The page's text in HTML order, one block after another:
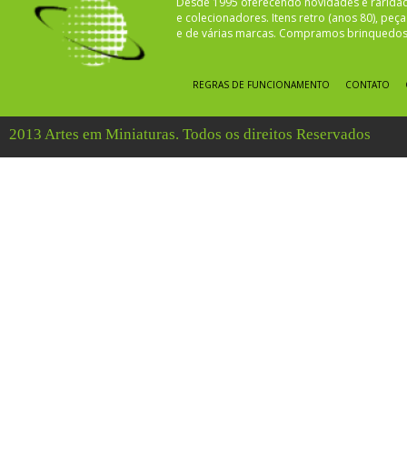
e colecionadores. Itens retro (anos 80),
e de várias marcas. Compramos
REGRAS DE FUNCIONAMENTO CONTATO
2013 Artes em Miniaturas. Todos os direitos Reservados